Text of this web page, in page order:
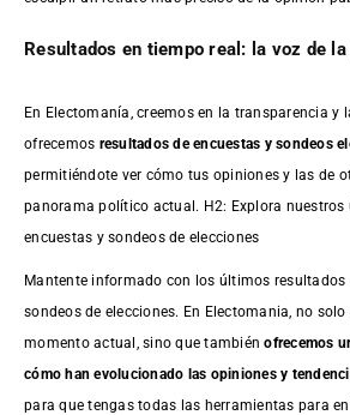
Resultados en tiempo real: la voz de
En Electomanía, creemos en la transparencia y
ofrecemos resultados deencuestas y sondeos
permitiéndote ver cómo tus opiniones y las de
panorama político actual. H2: Explora
encuestas y sondeos de elecciones
Mantente informado con los últimos resultados
sondeos de elecciones. En Electomania, no
momento actual, sino que tambiénofrecemos
cómo han evolucionado las opiniones y
para que tengas todas las herramientas para